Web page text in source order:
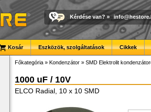
Kérdése van? »
Kosár Eszközök, szolgáltatások Cikkek
Főkategória » Kondenzátor » SMD Elektrolit
1000 uF / 10V
ELCO Radial, 10 x 10 SMD